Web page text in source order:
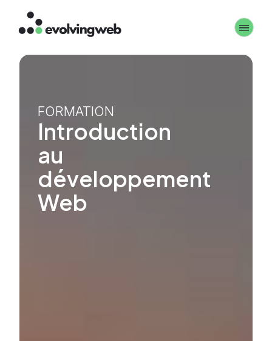
Aller
contenu
FORMATION
Introduction
au
développement
Web